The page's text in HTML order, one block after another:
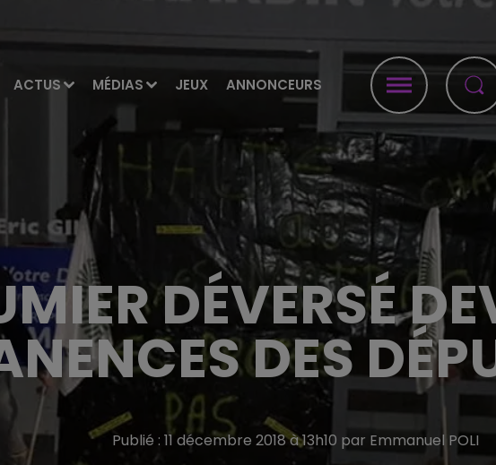
ACTUS MÉDIAS JEUX ANNONCEURS
DÉVERSÉ
DES
Publié : 11 décembre 2018 à 13h10 par Emmanuel POLI